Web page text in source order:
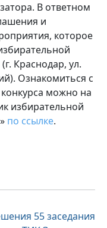
В ответном
и
которое
Краснодар, ул.
Ознакомиться с
можно на
избирательной
по ссылке.
55 заседания